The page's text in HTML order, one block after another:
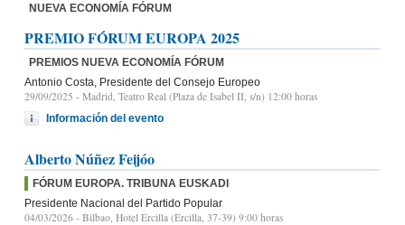
NUEVA ECONOMÍA FÓRUM
PREMIO FÓRUM EUROPA 2025
PREMIOS NUEVA ECONOMÍA FÓRUM
Antonio Costa, Presidente del Consejo Europeo
29/09/2025 - Madrid, Teatro Real (Plaza de Isabel II, s/n) 12:00 horas
Información del evento
Alberto Núñez Feijóo
FÓRUM EUROPA. TRIBUNA EUSKADI
Presidente Nacional del Partido Popular
04/03/2026 - Bilbao, Hotel Ercilla (Ercilla, 37-39) 9:00 horas